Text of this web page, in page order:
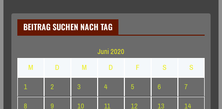
BEITRAG SUCHEN NACH TAG
Juni 2020
M
D M D F S
S
1
2 3 4 5 6
7
8
9 10 11 12 13
14